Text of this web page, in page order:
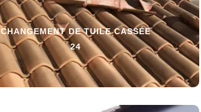
CHANGEMENT DE TUILE CASSÉE
24